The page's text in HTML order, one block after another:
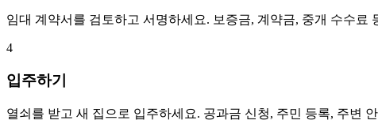
임대 계약서를 검토하고 서명하세요. 보증금, 계약금, 중개 수수료
4
입주하기
열쇠를 받고 새 집으로 입주하세요. 공과금 신청, 주민 등록, 주변